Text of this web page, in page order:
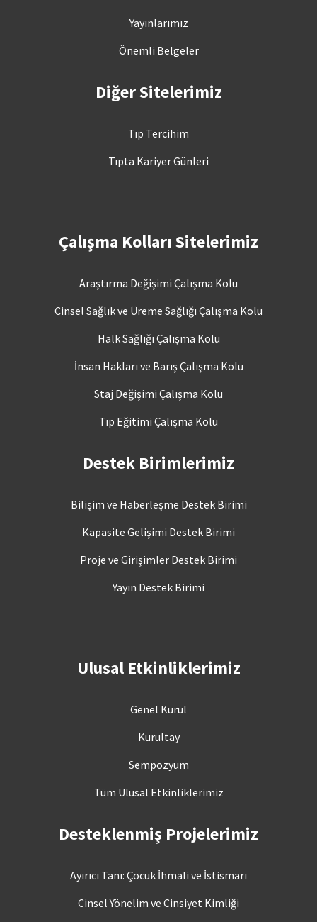
Yayınlarımız
Önemli Belgeler
Diğer Sitelerimiz
Tıp Tercihim
Tıpta Kariyer Günleri
Çalışma Kolları Sitelerimiz
Araştırma Değişimi Çalışma Kolu
Cinsel Sağlık ve Üreme Sağlığı Çalışma Kolu
Halk Sağlığı Çalışma Kolu
İnsan Hakları ve Barış Çalışma Kolu
Staj Değişimi Çalışma Kolu
Tıp Eğitimi Çalışma Kolu
Destek Birimlerimiz
Bilişim ve Haberleşme Destek Birimi
Kapasite Gelişimi Destek Birimi
Proje ve Girişimler Destek Birimi
Yayın Destek Birimi
Ulusal Etkinliklerimiz
Genel Kurul
Kurultay
Sempozyum
Tüm Ulusal Etkinliklerimiz
Desteklenmiş Projelerimiz
Ayırıcı Tanı: Çocuk İhmali ve İstismarı
Cinsel Yönelim ve Cinsiyet Kimliği